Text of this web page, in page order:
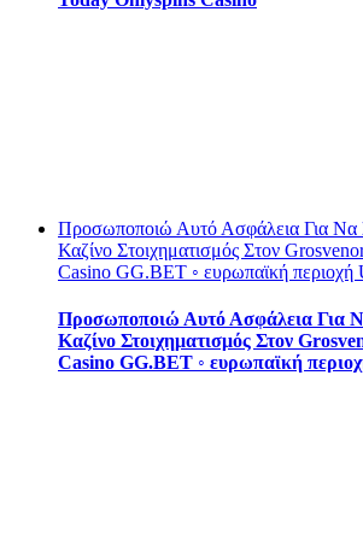
Προσωποποιώ Αυτό Ασφάλεια Για Να
Καζίνο Στοιχηματισμός Στον
Casino GG.BET ◦ ευρωπαϊκή
Προσωποποιώ Αυτό Ασφάλεια Για
Καζίνο Στοιχηματισμός Στον
Casino GG.BET ◦ ευρωπαϊκή